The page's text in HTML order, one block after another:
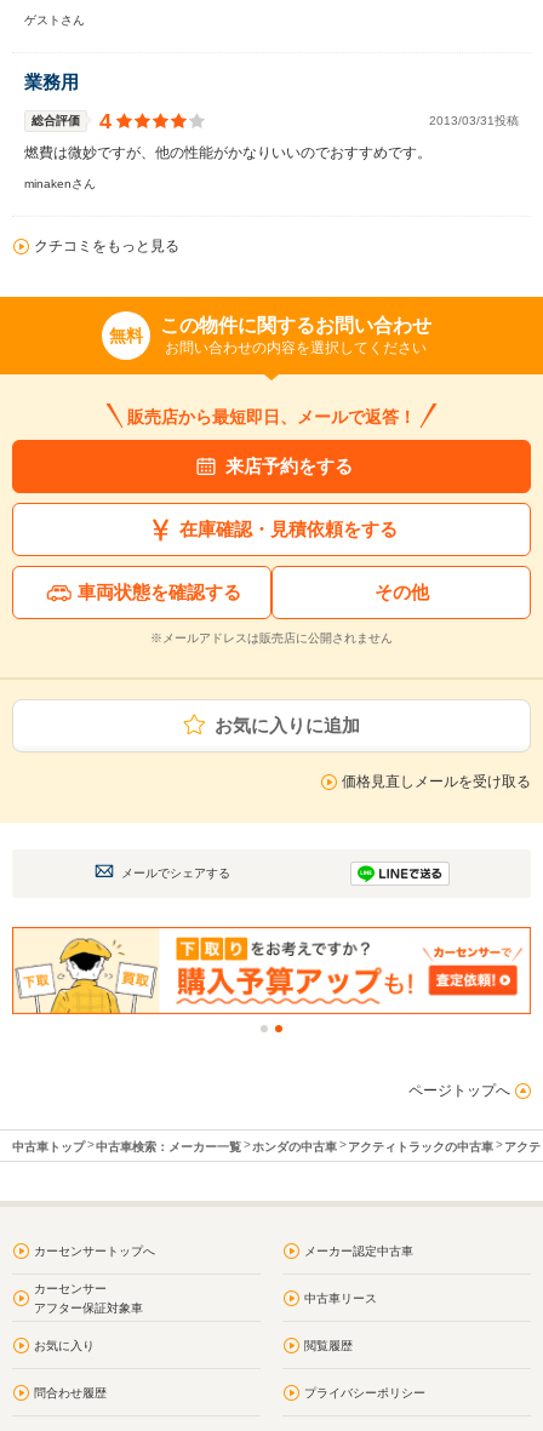
ゲストさん
業務用
総合評価 4 2013/03/31投稿
燃費は微妙ですが、他の性能がかなりいいのでおすすめです。
minakenさん
クチコミをもっと見る
無料 この物件に関するお問い合わせ
お問い合わせの内容を選択してください
販売店から最短即日、メールで返答！
来店予約をする
在庫確認・見積依頼をする
車両状態を確認する その他
※メールアドレスは販売店に公開されません
お気に入りに追加
価格見直しメールを受け取る
メールでシェアする
ページトップへ
中古車トップ 中古車検索：メーカー一覧 ホンダの中古車 アクティトラックの中古車 アク
カーセンサートップへ メーカー認定中古車
カーセンサー
アフター保証対象車
中古車リース
お気に入り 閲覧履歴
問合わせ履歴 プライバシーポリシー